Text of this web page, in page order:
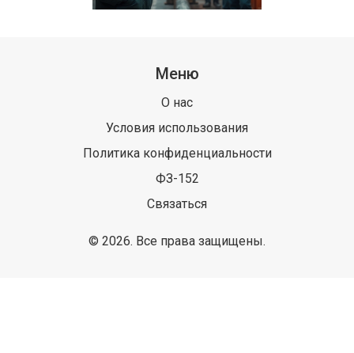
Меню
О нас
Условия использования
Политика конфиденциальности
ФЗ-152
Связаться
© 2026. Все права защищены.